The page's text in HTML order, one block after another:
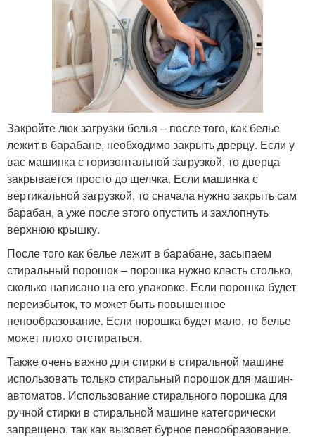
Закройте люк загрузки белья – после того, как белье
лежит в барабане, необходимо закрыть дверцу. Если у
вас машинка с горизонтальной загрузкой, то дверца
закрывается просто до щелчка. Если машинка с
вертикальной загрузкой, то сначала нужно закрыть сам
барабан, а уже после этого опустить и захлопнуть
верхнюю крышку.
После того как белье лежит в барабане, засыпаем
стиральный порошок – порошка нужно класть столько,
сколько написано на его упаковке. Если порошка будет
переизбыток, то может быть повышенное
пенообразование. Если порошка будет мало, то белье
может плохо отстираться.
Также очень важно для стирки в стиральной машине
использовать только стиральный порошок для машин-
автоматов. Использование стирального порошка для
ручной стирки в стиральной машине категорически
запрещено, так как вызовет бурное пенообразование.